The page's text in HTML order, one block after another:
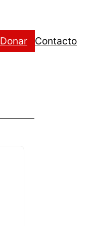
Donar Contacto